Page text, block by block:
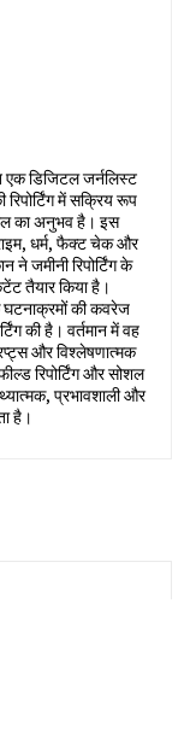
डिजिटल जर्नलिस्ट
में सक्रिय रूप
का अनुभव है। इस
धर्म, फैक्ट चेक और
ने जमीनी रिपोर्टिंग के
तैयार किया है।
घटनाक्रमों की कवरेज
की है। वर्तमान में वह
और विश्लेषणात्मक
रिपोर्टिंग और सोशल
प्रभावशाली और
है।